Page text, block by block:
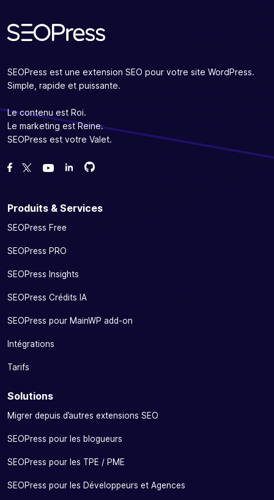
SEOPress est une extension SEO pour votre site WordPress.
Simple, rapide et puissante.
Le contenu est Roi.
Le marketing est Reine.
SEOPress est votre Valet.
Likez notre page Facebook
Suivez-nous sur Twitter
Nous voir sur YouTube
Forcez-nous sur GitHub
Forcez-nous sur GitHub
Produits & Services
SEOPress Free
SEOPress PRO
SEOPress Insights
SEOPress Crédits IA
SEOPress pour MainWP add-on
Intégrations
Tarifs
Solutions
Migrer depuis d’autres extensions SEO
SEOPress pour les blogueurs
SEOPress pour les TPE / PME
SEOPress pour les Développeurs et Agences